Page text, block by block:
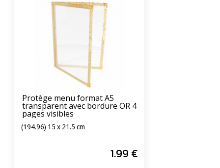
Protège menu format A5
transparent avec bordure OR 4
pages visibles
(194.96) 15 x 21.5 cm
1.99 €